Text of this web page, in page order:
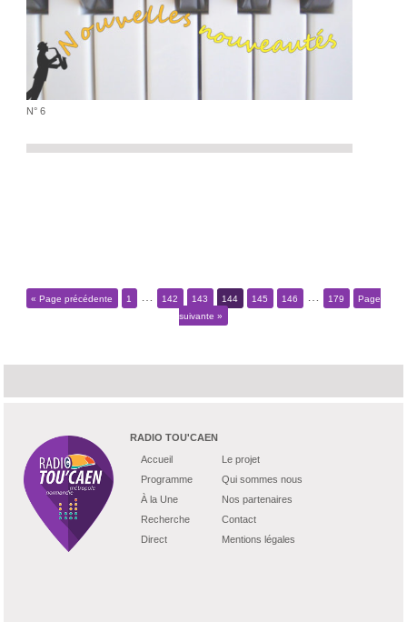
N° 6
« Page précédente 1 142 143 144 145 146 179
Page
suivante »
RADIO TOU'CAEN
Accueil
Programme
À la Une
Recherche
Direct
Le projet
Qui sommes nous
Nos partenaires
Contact
Mentions légales